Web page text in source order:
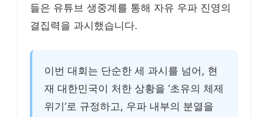
들은 유튜브 생중계를 통해 자유 우파 진영의
결집력을 과시했습니다.
이번 대회는 단순한 세 과시를 넘어, 현
재 대한민국이 처한 상황을 ‘초유의 체제
위기’로 규정하고, 우파 내부의 분열을